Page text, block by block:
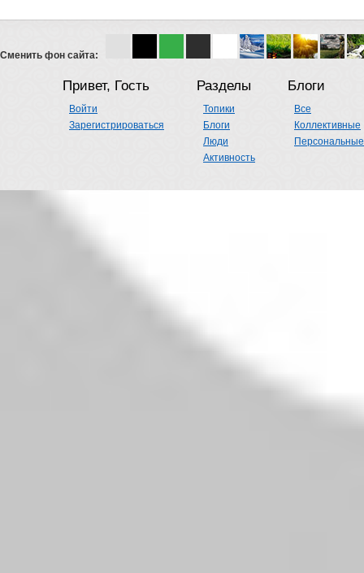
Сменить фон сайта:
Привет, Гость
Войти
Зарегистрироваться
Разделы
Топики
Блоги
Люди
Активность
Блоги
Все
Коллективные
Персональные